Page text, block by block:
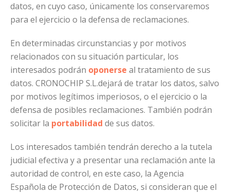
datos, en cuyo caso, únicamente los conservaremos
para el ejercicio o la defensa de reclamaciones.
En determinadas circunstancias y por motivos
relacionados con su situación particular, los
interesados podrán oponerse al tratamiento de sus
datos. CRONOCHIP S.L.dejará de tratar los datos, salvo
por motivos legítimos imperiosos, o el ejercicio o la
defensa de posibles reclamaciones. También podrán
solicitar la portabilidad de sus datos.
Los interesados también tendrán derecho a la tutela
judicial efectiva y a presentar una reclamación ante la
autoridad de control, en este caso, la Agencia
Española de Protección de Datos, si consideran que el